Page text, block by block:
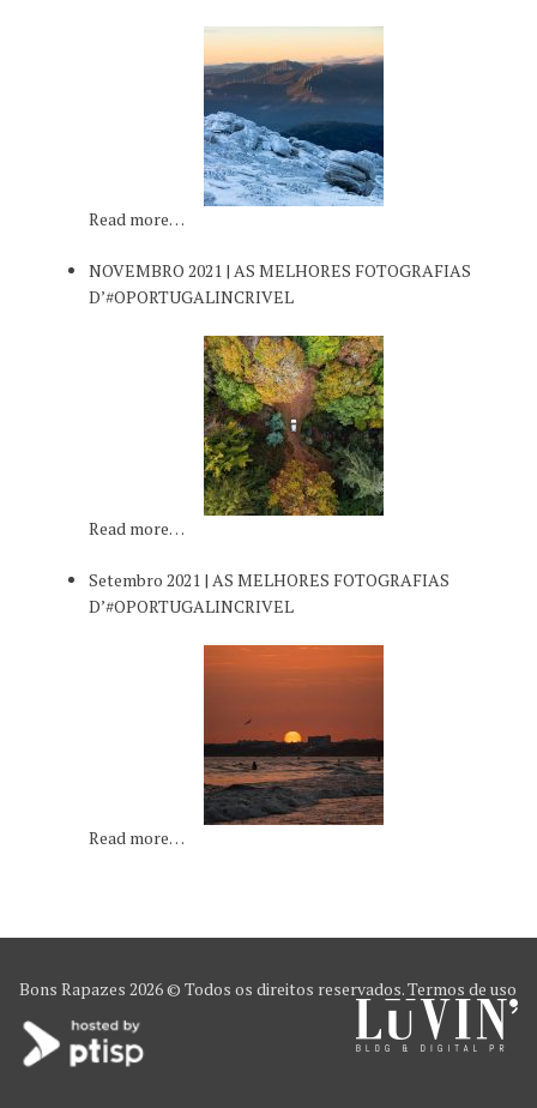
Read more…
NOVEMBRO 2021 | AS MELHORES FOTOGRAFIAS
D’#OPORTUGALINCRIVEL
Read more…
Setembro 2021 | AS MELHORES FOTOGRAFIAS
D’#OPORTUGALINCRIVEL
Read more…
Bons Rapazes 2026 © Todos os direitos reservados.Termos de uso